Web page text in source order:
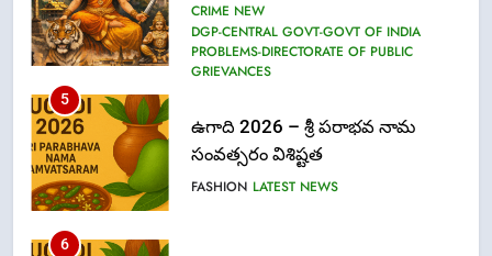
CRIME NEW
DGP-CENTRAL GOVT-GOVT OF INDIA
PROBLEMS-DIRECTORATE OF PUBLIC
GRIEVANCES
5
ఉగాది 2026 – శ్రీ పరాభవ నామ
సంవత్సరం విశిష్టత
FASHION LATEST NEWS
6